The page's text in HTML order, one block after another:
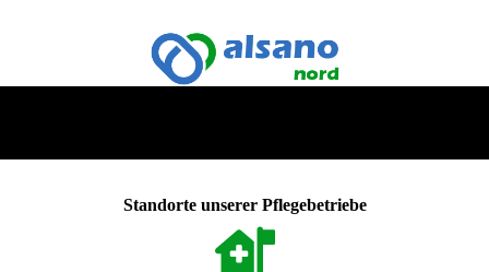
Standorte unserer Pflegebetriebe